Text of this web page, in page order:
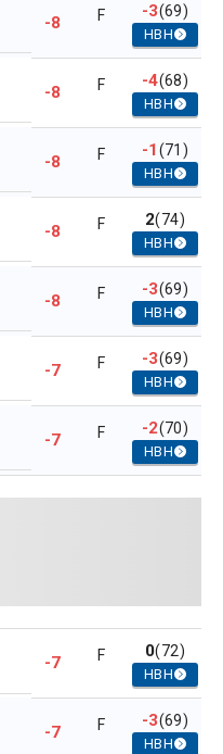
-8 F -3(69)
HBH
-8 F -4(68)
HBH
-8 F -1(71)
HBH
-8 F 2(74)
HBH
-8 F -3(69)
HBH
-7 F -3(69)
HBH
-7 F -2(70)
HBH
-7 F 0(72)
HBH
-7 F -3(69)
HBH